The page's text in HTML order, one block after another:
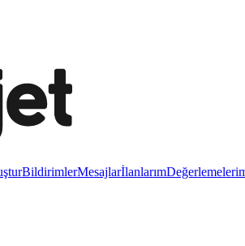
BildirimlerMesajlarİlanlarım